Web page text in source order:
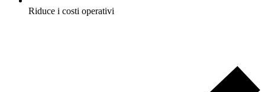
Riduce i costi operativi